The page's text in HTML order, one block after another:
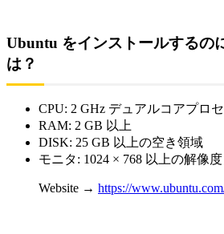
Ubuntu をインストールするの
は？
CPU: 2 GHz デュアルコアプロ
RAM: 2 GB 以上
DISK: 25 GB 以上の空き領域
モニタ: 1024 × 768 以上の解像度
Website → https://